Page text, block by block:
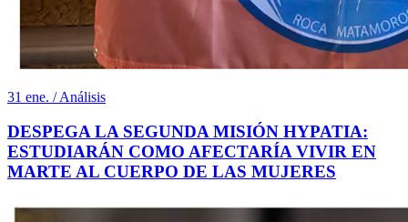
31 ene. / Análisis
DESPEGA LA SEGUNDA MISIÓN HYPATIA:
ESTUDIARÁN COMO AFECTARÍA VIVIR EN
MARTE AL CUERPO DE LAS MUJERES